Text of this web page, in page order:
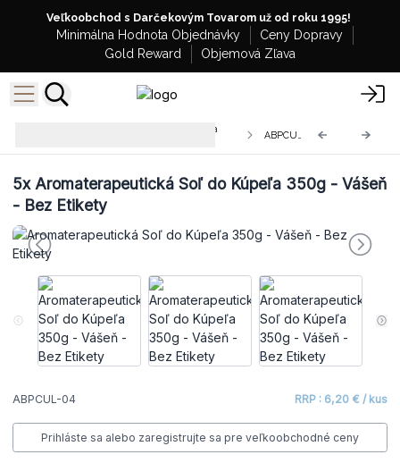
Veľkoobchod s Darčekovým Tovarom už od roku 1995!
Minimálna Hodnota Objednávky
Ceny Dopravy
Gold Reward
Objemová Zľava
Aromaterapeutické Soli do Kúpeľa
5xAromaterapeutická Soľ do Kúpeľa 350g - Vášeň
- Bez Etikety
ABPCUL-04 RRP : 6,20 € / kus
Prihláste sa alebo zaregistrujte sa pre veľkoobchodné ceny